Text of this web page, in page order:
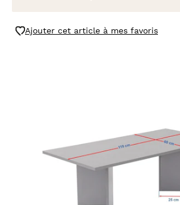
Ajouter cet article à mes favoris